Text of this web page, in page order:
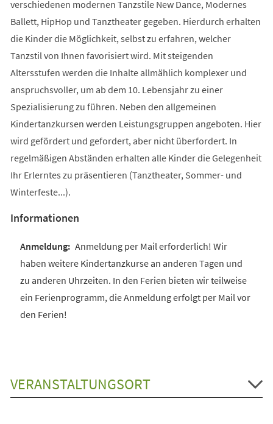
verschiedenen modernen Tanzstile New Dance, Modernes
Ballett, HipHop und Tanztheater gegeben. Hierdurch erhalten
die Kinder die Möglichkeit, selbst zu erfahren, welcher
Tanzstil von Ihnen favorisiert wird. Mit steigenden
Altersstufen werden die Inhalte allmählich komplexer und
anspruchsvoller, um ab dem 10. Lebensjahr zu einer
Spezialisierung zu führen. Neben den allgemeinen
Kindertanzkursen werden Leistungsgruppen angeboten. Hier
wird gefördert und gefordert, aber nicht überfordert. In
regelmäßigen Abständen erhalten alle Kinder die Gelegenheit
Ihr Erlerntes zu präsentieren (Tanztheater, Sommer- und
Winterfeste...).
Informationen
Anmeldung per Mail erforderlich! Wir
haben weitere Kindertanzkurse an anderen Tagen und
zu anderen Uhrzeiten. In den Ferien bieten wir teilweise
ein Ferienprogramm, die Anmeldung erfolgt per Mail vor
den Ferien!
VERANSTALTUNGSORT